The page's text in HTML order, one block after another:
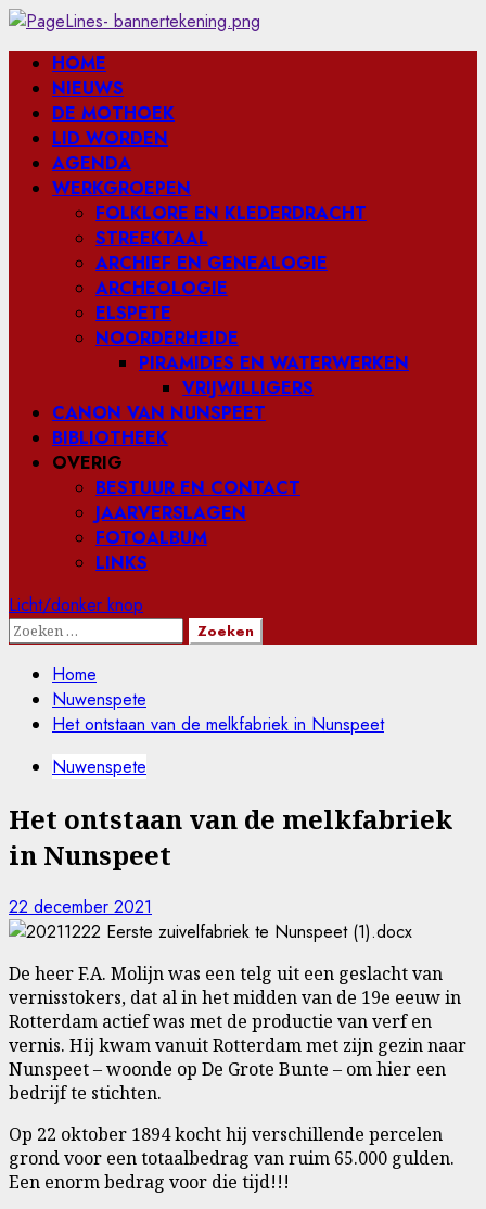
Ga
naar
inhoud
Primair
menu
HOME
NIEUWS
DE MOTHOEK
LID WORDEN
AGENDA
WERKGROEPEN
FOLKLORE EN KLEDERDRACHT
STREEKTAAL
ARCHIEF EN GENEALOGIE
ARCHEOLOGIE
ELSPETE
NOORDERHEIDE
PIRAMIDES EN WATERWERKEN
VRIJWILLIGERS
CANON VAN NUNSPEET
BIBLIOTHEEK
OVERIG
BESTUUR EN CONTACT
JAARVERSLAGEN
FOTOALBUM
LINKS
Licht/donker knop
Zoeken
Home
Nuwenspete
Het ontstaan van de melkfabriek in Nunspeet
Nuwenspete
Het ontstaan van de melkfabriek
in Nunspeet
22 december 2021
De heer F.A. Molijn was een telg uit een geslacht van
vernisstokers, dat al in het midden van de 19e eeuw in
Rotterdam actief was met de productie van verf en
vernis. Hij kwam vanuit Rotterdam met zijn gezin naar
Nunspeet – woonde op De Grote Bunte – om hier een
bedrijf te stichten.
Op 22 oktober 1894 kocht hij verschillende percelen
grond voor een totaalbedrag van ruim 65.000 gulden.
Een enorm bedrag voor die tijd!!!